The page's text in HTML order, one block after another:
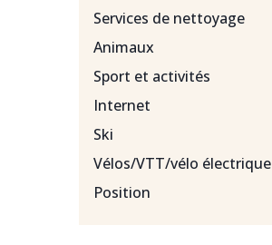
Services de nettoyage
Animaux
Sport et activités
Internet
Ski
Vélos/VTT/vélo électrique
Position